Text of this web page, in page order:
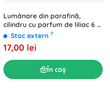
Lumânare din parafină,
cilindru cu parfum de liliac 6 ×
11,1 cm
Stoc extern ?
17,00 lei
În coș